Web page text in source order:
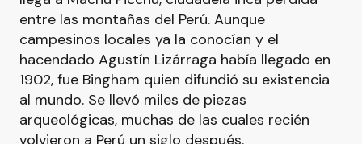
entre las montañas del Perú. Aunque
campesinos locales ya la conocían y el
hacendado Agustín Lizárraga había llegado en
1902, fue Bingham quien difundió su existencia
al mundo. Se llevó miles de piezas
arqueológicas, muchas de las cuales recién
volvieron a Perú un siglo después.